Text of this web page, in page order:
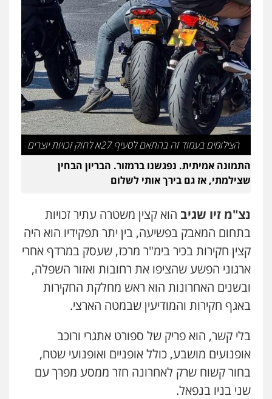
משפט פלילי פשיעה חמורה מעצרים
וחקירות צבאי תעבורה
0544218336
משרד עורכי דין חן ברוך
פלילי דיני תעבורה מעצרים וחקירות
0505078733
עו"ד קארין לגטיוי
פלילי פשיעה חמורה מעצרים וחקירות
0507446995
משרד עורכי דין טאי שרקי
פלילי אסירים תעבורה מרב"ד
0547556464
עו"ד אילן אלימלך
פלילי פשיעה חמורה תעבורה אסירים
0522992110
עו"ד שאדי נאטור
פלילי פשיעה חמורה מעצרים וחקירות
0509230800
הצילומים בעמוד זה בהתאם לסעיף 27א לחוק זכויות יוצרים
התמונה אמיתית. נפגשנו ברמזור. הבריון הבחין
שצילמתי, אז גם בירך אותי לשלום
נצ"מ זיו שגיב הוא קצין משטרה עתיר זכויות
בתחום המאבק בפשיעה, בין יתר תפקידיו הוא היה
קצין חקירות בכיר בימ"ר מרכז, שעסק במרדף אחרי
ארגוני הפשע שהציפו את רחובות ואזור השפלה,
ובשנים האחרונות הוא ראש מחלקת החקירות
באגף חקירות והמודיעין שבמטה הארצי.
בלי קשר, הוא פריק של ספורט אתגרי ורוכב
אופנועים מושבע, כולל אופניים ואופנועי שטח,
בחור קשוח שרק לאחרונה חזר ממסע מפרך עם
שני בניו בנפאל.